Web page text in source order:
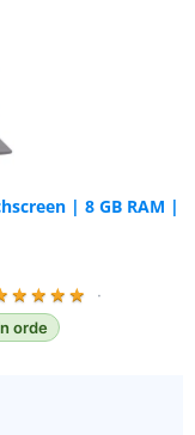
| 8 GB RAM |
★ ★ ★ ★
·
orde